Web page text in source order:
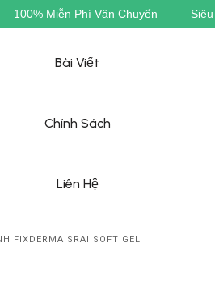
- Giảm Ngay 20% Khi Đặt Hàng
Bài Viết
Chính Sách
Liên Hệ
FIXDERMA SRAI SOFT GEL